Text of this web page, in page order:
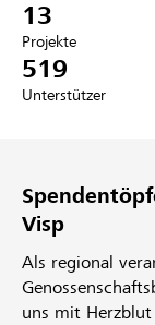
Registrieren
13
Projekte
519
Unterstützer
Visp
Als regional
uns mit